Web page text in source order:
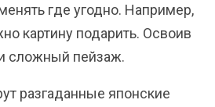
где угодно. Например,
картину подарить. Освоив
сложный пейзаж.
разгаданные японские